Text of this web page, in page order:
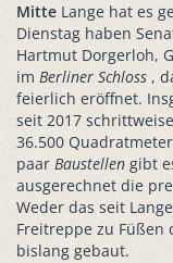
Mitte Lange hat es
Dienstag haben
Hartmut Dorgerloh,
im Berliner Schloss ,
feierlich eröffnet.
seit 2017 schrittweise
36.500
paar Baustellen gibt
ausgerechnet die
Weder das seit
Freitreppe zu Füßen
bislang gebaut.